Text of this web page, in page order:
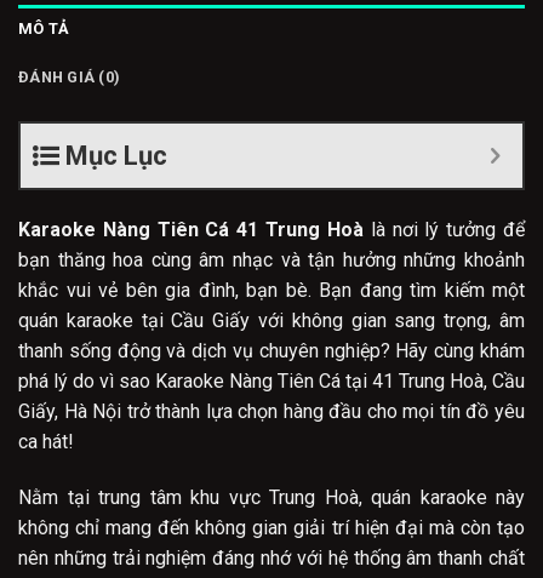
MÔ TẢ
ĐÁNH GIÁ (0)
Mục Lục
Karaoke Nàng Tiên Cá 41 Trung Hoàlà nơi lý tưởng để
bạn thăng hoa cùng âm nhạc và tận hưởng những khoảnh
khắc vui vẻ bên gia đình, bạn bè. Bạn đang tìm kiếm một
quán karaoke tại Cầu Giấy với không gian sang trọng, âm
thanh sống động và dịch vụ chuyên nghiệp? Hãy cùng khám
phá lý do vì sao Karaoke Nàng Tiên Cá tại 41 Trung Hoà, Cầu
Giấy, Hà Nội trở thành lựa chọn hàng đầu cho mọi tín đồ yêu
ca hát!
Nằm tại trung tâm khu vực Trung Hoà, quán karaoke này
không chỉ mang đến không gian giải trí hiện đại mà còn tạo
nên những trải nghiệm đáng nhớ với hệ thống âm thanh chất